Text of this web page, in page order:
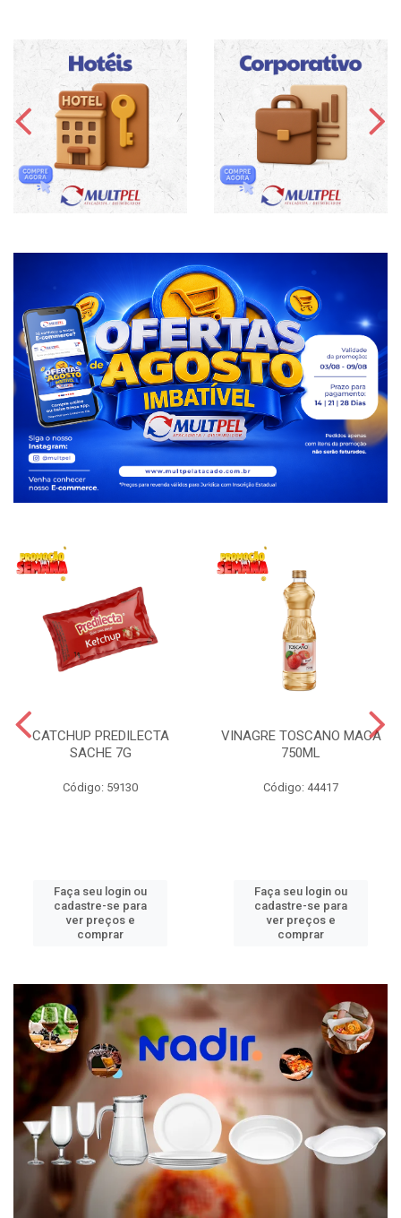
CATCHUP PREDILECTA
SACHE 7G
Código: 59130
Faça seu login ou
cadastre-se para
ver preços e
comprar
VINAGRE TOSCANO MACA
750ML
Código: 44417
Faça seu login ou
cadastre-se para
ver preços e
comprar